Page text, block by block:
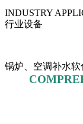
INDUSTRY
行业设备
锅炉、空调补水